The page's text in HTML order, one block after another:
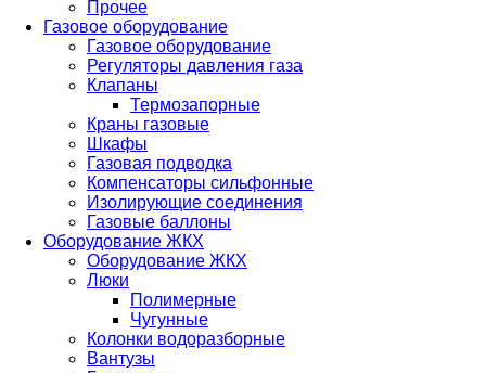
Прочее
Газовое оборудование
Газовое оборудование
Регуляторы давления газа
Клапаны
Термозапорные
Краны газовые
Шкафы
Газовая подводка
Компенсаторы сильфонные
Изолирующие соединения
Газовые баллоны
Оборудование ЖКХ
Оборудование ЖКХ
Люки
Полимерные
Чугунные
Колонки водоразборные
Вантузы